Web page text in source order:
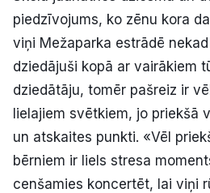
piedzīvojums, ko zēnu kora
viņi Mežaparka estrādē
dziedājuši kopā ar vairākiem
dziedātāju, tomēr pašreiz ir
lielajiem svētkiem, jo priekšā
un atskaites punkti. «Vēl
bērniem ir liels stresa
cenšamies koncertēt, lai viņi